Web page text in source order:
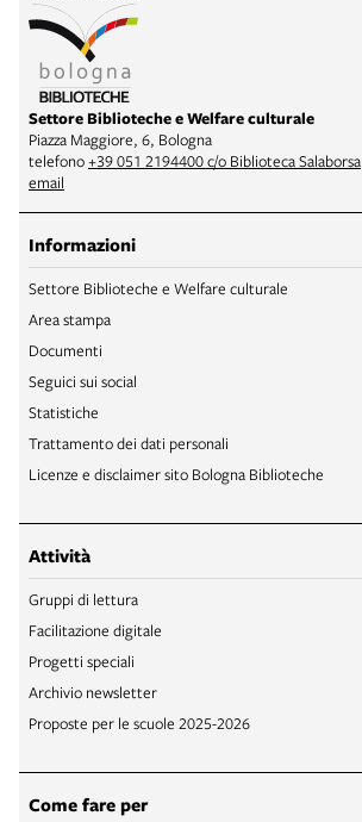
Settore Biblioteche e Welfare culturale
Piazza Maggiore, 6, Bologna
telefono+39 051 2194400 c/o Biblioteca Salaborsa
email
Informazioni
Settore Biblioteche e Welfare culturale
Area stampa
Documenti
Seguici sui social
Statistiche
Trattamento dei dati personali
Licenze e disclaimer sito Bologna Biblioteche
Attività
Gruppi di lettura
Facilitazione digitale
Progetti speciali
Archivio newsletter
Proposte per le scuole 2025-2026
Come fare per